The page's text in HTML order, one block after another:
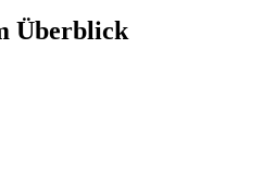
Überblick